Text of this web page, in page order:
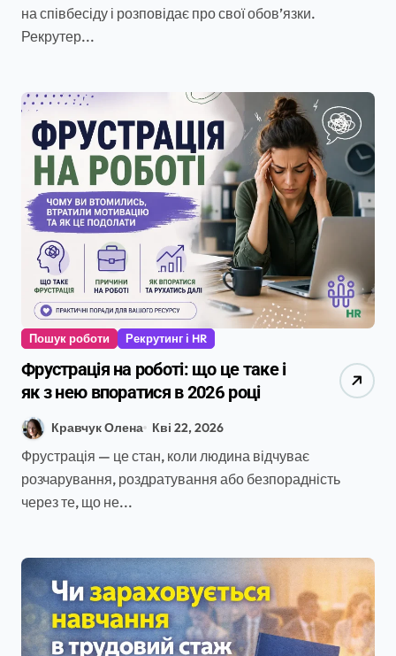
на співбесіду і розповідає про свої обов’язки.
Рекрутер...
Пошук роботи Рекрутинг і HR
Фрустрація на роботі: що це таке і
як з нею впоратися в 2026 році
Кравчук Олена Кві 22, 2026
Фрустрація — це стан, коли людина відчуває
розчарування, роздратування або безпорадність
через те, що не...